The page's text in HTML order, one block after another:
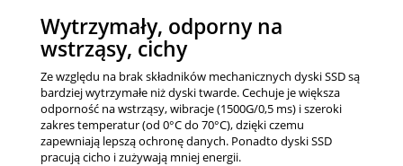
Wytrzymały, odporny na
wstrząsy, cichy
Ze względu na brak składników mechanicznych dyski SSD są
bardziej wytrzymałe niż dyski twarde. Cechuje je większa
odporność na wstrząsy, wibracje (1500G/0,5 ms) i szeroki
zakres temperatur (od 0°C do 70°C), dzięki czemu
zapewniają lepszą ochronę danych. Ponadto dyski SSD
pracują cicho i zużywają mniej energii.